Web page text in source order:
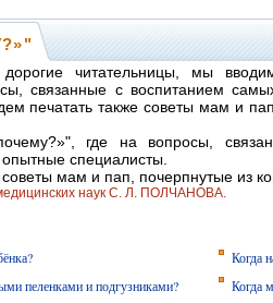
читательницы, мы
связанные с воспитанием
печатать также советы мам и
где на вопросы,
опытные специалисты.
мам и пап, почерпнутые из
наук С. Л. ПОЛЧАНОВА.
пеленками и подгузниками?
Когда
Когда